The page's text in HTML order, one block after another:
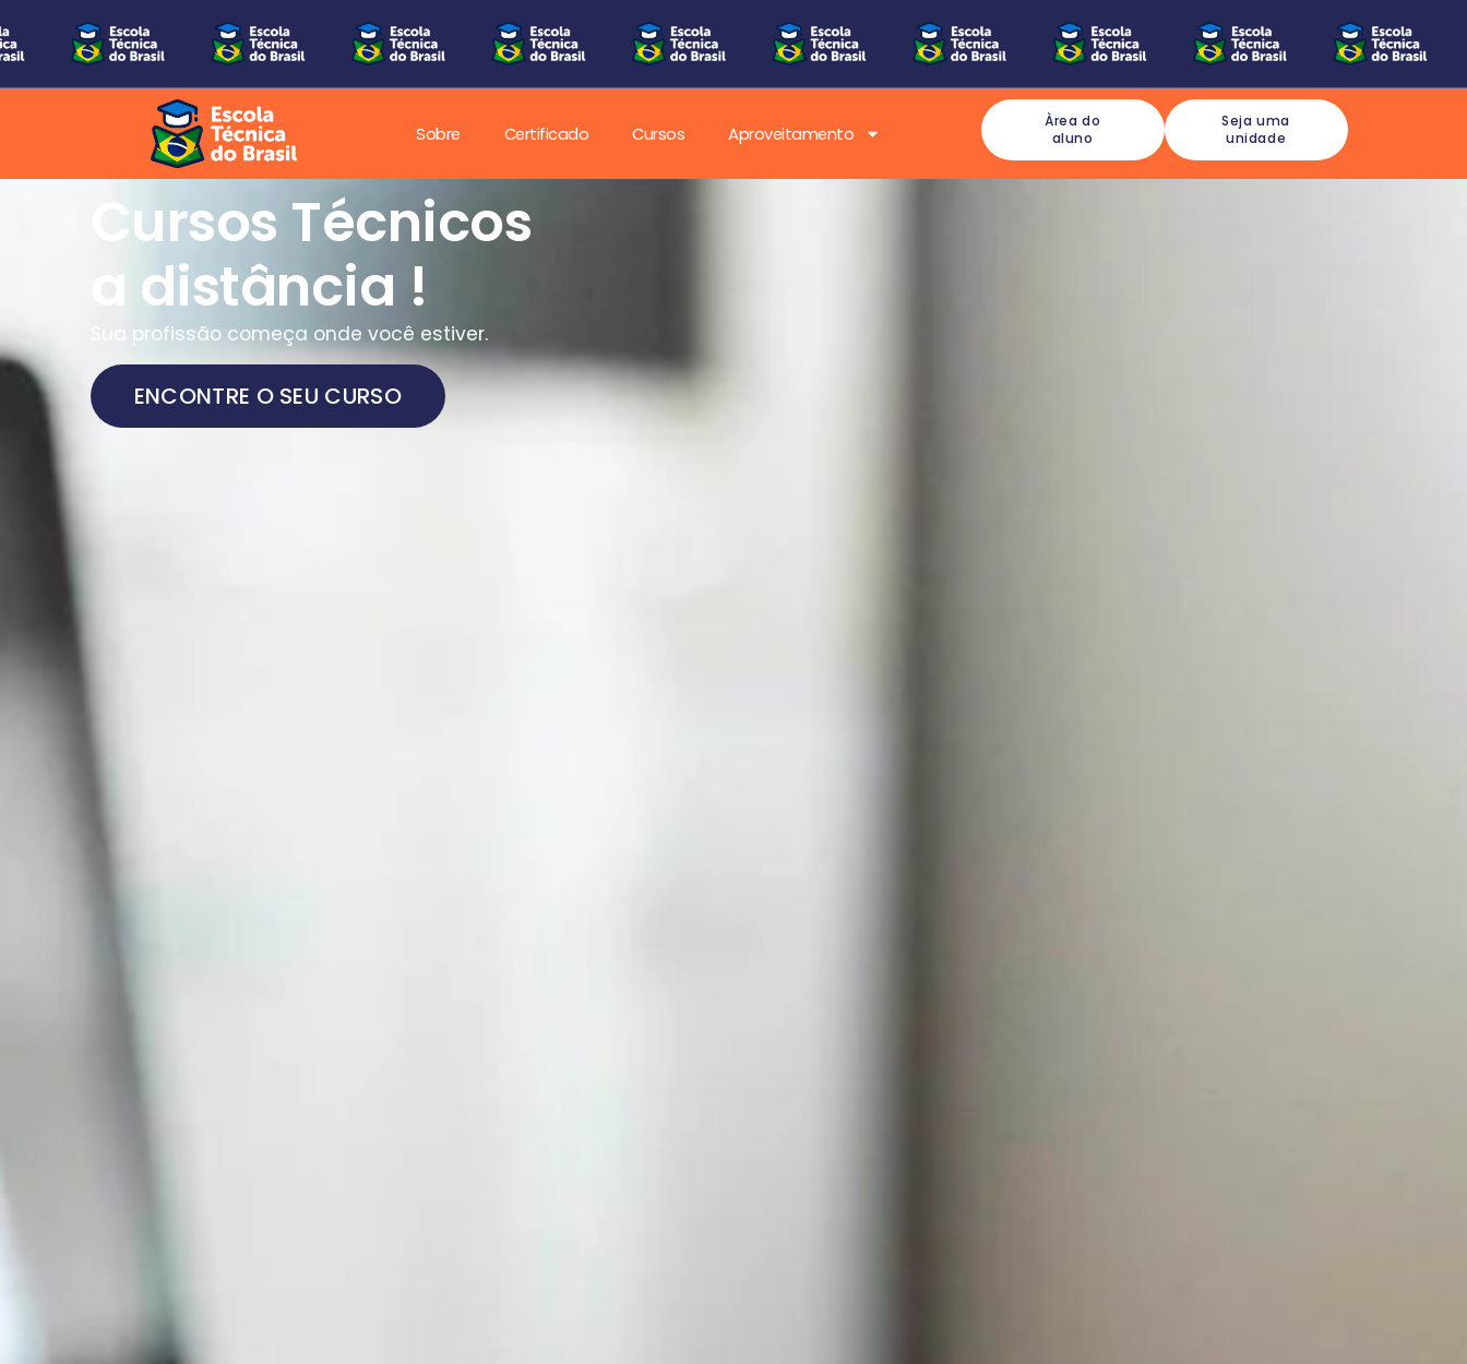
Sobre Certificado Cursos Aproveitamento
Àrea do
aluno
Seja uma
unidade
Cursos Técnicos
a distância !
Sua profissão começa onde você estiver.
ENCONTRE O SEU CURSO